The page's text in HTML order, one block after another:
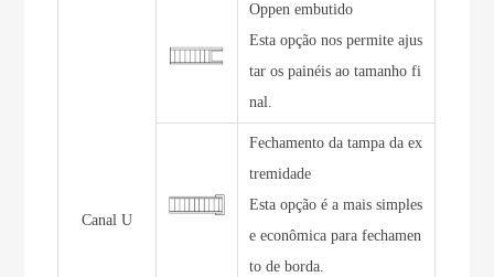
Canal U
Oppen embutido
Esta opção nos permite ajus
tar os painéis ao tamanho fi
nal.
Fechamento da tampa da ex
tremidade
Esta opção é a mais simples
e econômica para fechamen
to de borda.